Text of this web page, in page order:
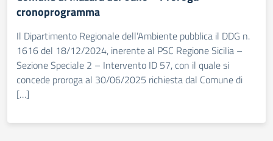
cronoprogramma
Il Dipartimento Regionale dell’Ambiente pubblica il DDG n.
1616 del 18/12/2024, inerente al PSC Regione Sicilia –
Sezione Speciale 2 – Intervento ID 57, con il quale si
concede proroga al 30/06/2025 richiesta dal Comune di
[…]